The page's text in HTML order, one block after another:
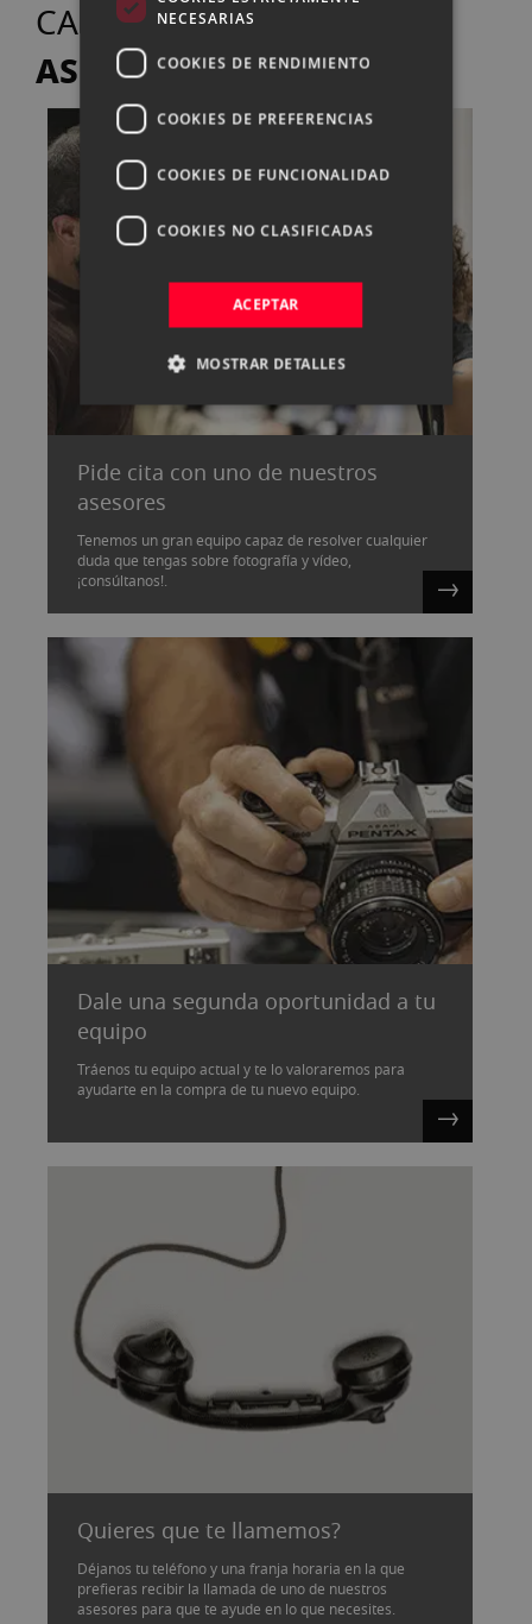
CASANOVA FOTO
ASESORA
Pide cita con uno de nuestros
asesores
Tenemos un gran equipo capaz de resolver cualquier
duda que tengas sobre fotografía y vídeo,
¡consúltanos!.
Dale una segunda oportunidad a tu
equipo
Tráenos tu equipo actual y te lo valoraremos para
ayudarte en la compra de tu nuevo equipo.
Quieres que te llamemos?
Déjanos tu teléfono y una franja horaria en la que
prefieras recibir la llamada de uno de nuestros
asesores para que te ayude en lo que necesites.
NECESARIAS
COOKIES DE RENDIMIENTO
COOKIES DE PREFERENCIAS
COOKIES DE FUNCIONALIDAD
COOKIES NO CLASIFICADAS
ACEPTAR
MOSTRAR DETALLES